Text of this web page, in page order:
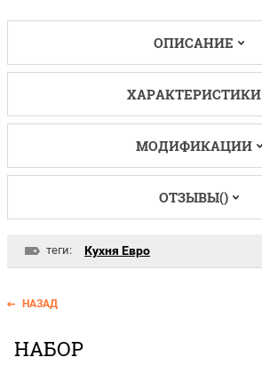
ОПИСАНИЕ
ХАРАКТЕРИСТИКИ
МОДИФИКАЦИИ
ОТЗЫВЫ()
теги: Кухня Евро
НАЗАД
НАБОР